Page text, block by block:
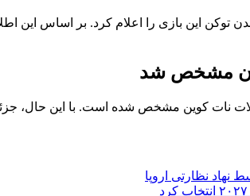
شدن مشخص شد
نات کوین مشخص شده است. با این حال،